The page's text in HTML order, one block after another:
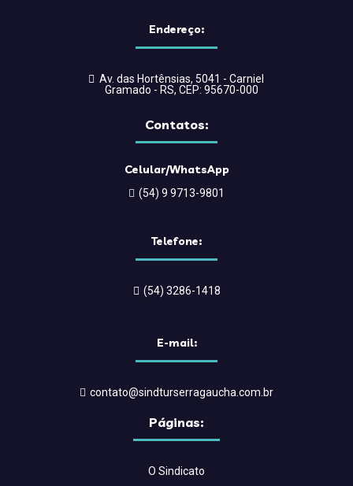
Endereço:
Av. das Hortênsias, 5041 - Carniel
Gramado - RS, CEP: 95670-000
Contatos:
Celular/WhatsApp
(54) 9 9713-9801
Telefone:
(54) 3286-1418
E-mail:
contato@sindturserragaucha.com.br
Páginas:
O Sindicato